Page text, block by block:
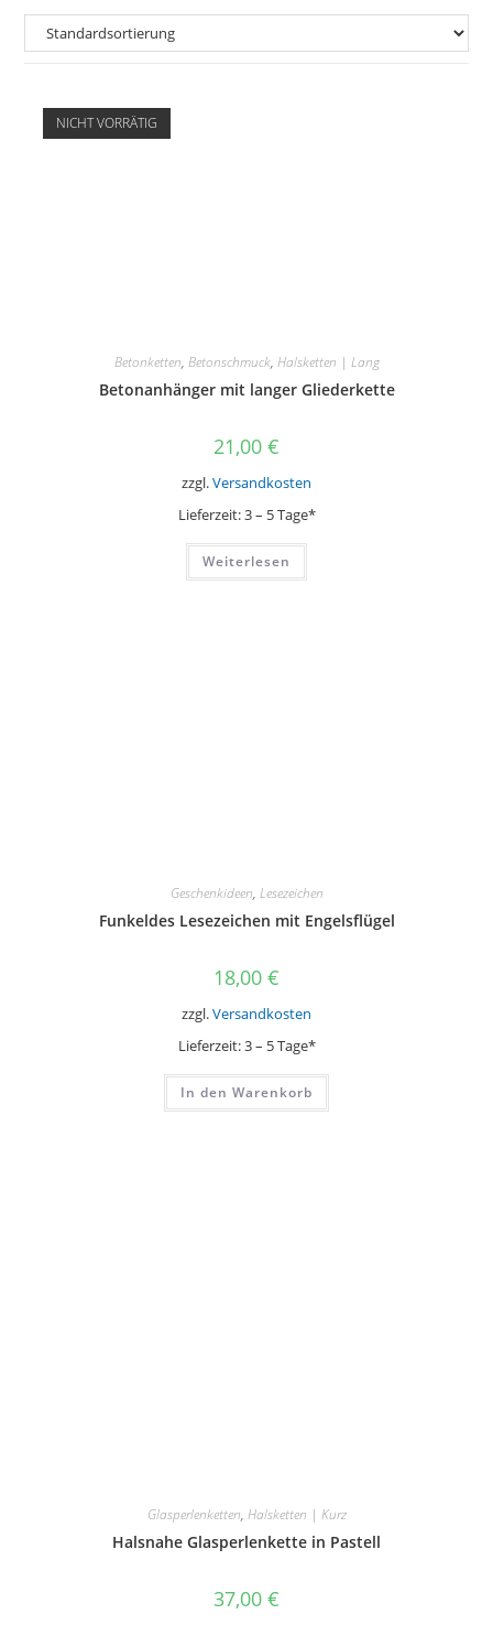
NICHT VORRÄTIG
Betonketten, Betonschmuck, Halsketten | Lang
Betonanhänger mit langer Gliederkette
21,00 €
zzgl.Versandkosten
Lieferzeit:3 – 5 Tage*
Weiterlesen
Geschenkideen, Lesezeichen
Funkeldes Lesezeichen mit Engelsflügel
18,00 €
zzgl.Versandkosten
Lieferzeit:3 – 5 Tage*
In den Warenkorb
Glasperlenketten, Halsketten | Kurz
Halsnahe Glasperlenkette in Pastell
37,00 €